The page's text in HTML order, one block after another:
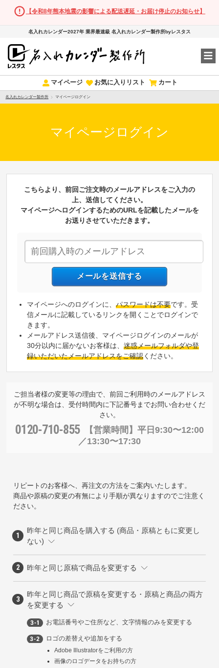
【令和8年熊本地震の影響による配送遅延・お届け停止のお知らせ】
名入れカレンダー2027年 業界最速級 名入れカレンダー製作所byレスタス
マイページ お気に入りリスト カート
名入れカレンダー製作所 マイページログイン
マイページログイン
こちらより、前回ご注文時のメールアドレスをご入力の
上、送信してください。
マイページへログインするためのURLを記載したメールを
お送りさせていただきます。
マイページへのログインに、パスワードは不要です。受
信メールに記載しているリンクを開くことでログインで
きます。
メールアドレス送信後、マイページログインのメールが
30分以内に届かないお客様は、迷惑メールフォルダや登
録いただいたメールアドレスをご確認ください。
ご担当者様の変更等の理由で、前回ご利用時のメールアドレス
が不明な場合は、受付時間内に下記番号までお問い合わせくだ
さい。
0120-710-855 【営業時間】 平日9:30〜12:00
／13:30〜17:30
リピートのお客様へ、再注文の方法をご案内いたします。
商品や原稿の変更の有無により手順が異なりますのでご注意く
ださい。
昨年と同じ商品を購入する (商品・原稿ともに変更し
ない)
昨年と同じ原稿で商品を変更する
昨年と同じ商品で原稿を変更する・原稿と商品の両方
を変更する
お電話番号やご住所など、文字情報のみを変更する
ロゴの差替えや追加をする
Adobe Illustratorをご利用の方
画像のロゴデータをお持ちの方